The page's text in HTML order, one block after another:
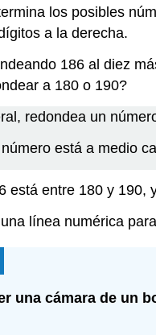
los posibles
a la derecha.
186 al diez
a 180 o 190?
redondea un
está a medio
está entre 180 y 190,
línea numérica
una cámara de un